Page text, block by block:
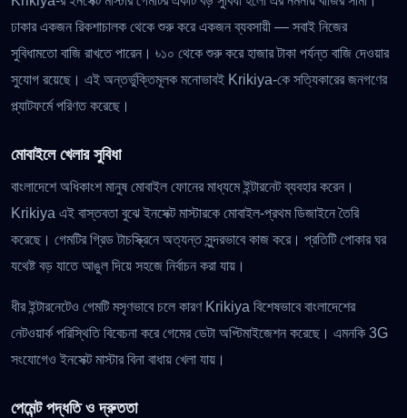
ঢাকার একজন রিকশাচালক থেকে শুরু করে একজন ব্যবসায়ী — সবাই নিজের
সুবিধামতো বাজি রাখতে পারেন। ৳১০ থেকে শুরু করে হাজার টাকা পর্যন্ত বাজি দেওয়ার
সুযোগ রয়েছে। এই অন্তর্ভুক্তিমূলক মনোভাবই Krikiya-কে সত্যিকারের জনগণের
প্ল্যাটফর্মে পরিণত করেছে।
মোবাইলে খেলার সুবিধা
বাংলাদেশে অধিকাংশ মানুষ মোবাইল ফোনের মাধ্যমে ইন্টারনেট ব্যবহার করেন।
Krikiya এই বাস্তবতা বুঝে ইনসেক্ট মাস্টারকে মোবাইল-প্রথম ডিজাইনে তৈরি
করেছে। গেমটির গ্রিড টাচস্ক্রিনে অত্যন্ত সুন্দরভাবে কাজ করে। প্রতিটি পোকার ঘর
যথেষ্ট বড় যাতে আঙুল দিয়ে সহজে নির্বাচন করা যায়।
ধীর ইন্টারনেটেও গেমটি মসৃণভাবে চলে কারণ Krikiya বিশেষভাবে বাংলাদেশের
নেটওয়ার্ক পরিস্থিতি বিবেচনা করে গেমের ডেটা অপ্টিমাইজেশন করেছে। এমনকি 3G
সংযোগেও ইনসেক্ট মাস্টার বিনা বাধায় খেলা যায়।
পেমেন্ট পদ্ধতি ও দ্রুততা